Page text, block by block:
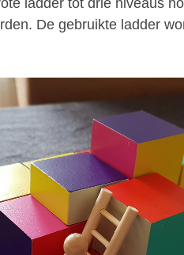
De gebruikte ladder